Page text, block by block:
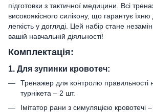
підготовки з тактичної медицини. Всі
високоякісного силікону, що гарантує їхню
легкість у догляді. Цей набір стане
вашій навчальній діяльності!
Комплектація:
1. Для зупинки кровотеч:
Тренажер для контролю правильності
турнікета – 2 шт.
Імітатор рани з симуляцією кровотечі